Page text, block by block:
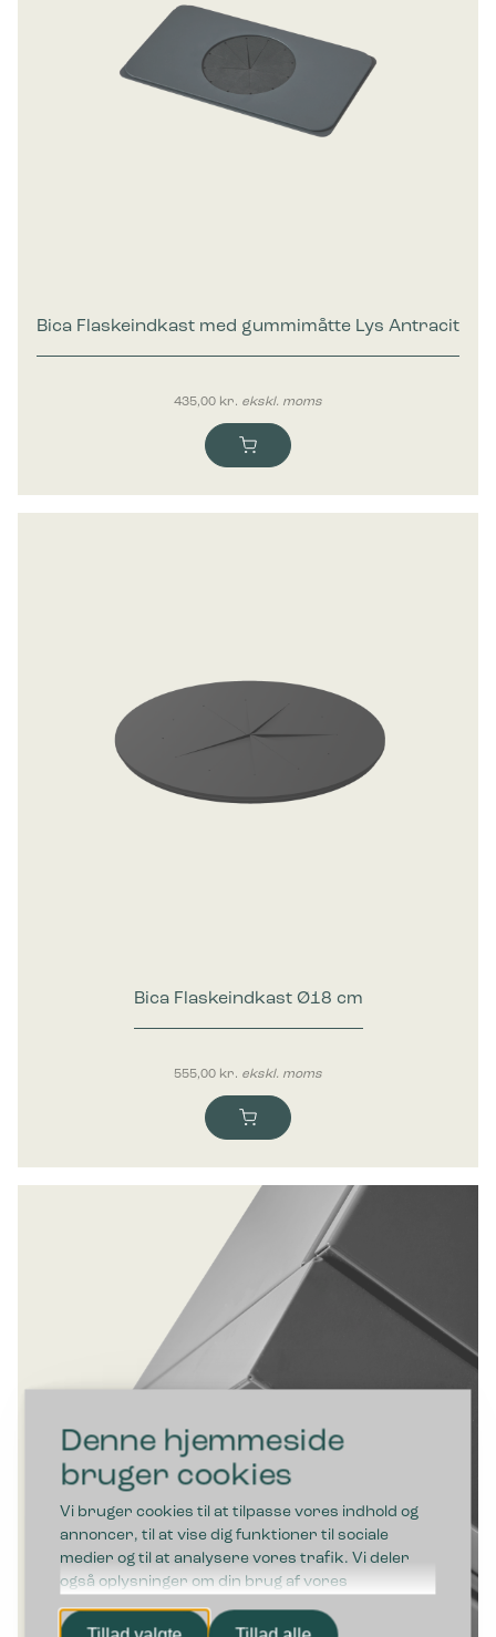
Denne hjemmeside
bruger cookies
Vi bruger cookies til at tilpasse vores indhold og
annoncer, til at vise dig funktioner til sociale
medier og til at analysere vores trafik. Vi deler
også oplysninger om din brug af vores
hjemmeside med vores partnere inden for sociale
medier, annonceringspartnere og
Bica Flaskeindkast med gummimåtte Lys Antracit
435,00kr. ekskl. moms
Bica Flaskeindkast Ø18 cm
555,00kr. ekskl. moms